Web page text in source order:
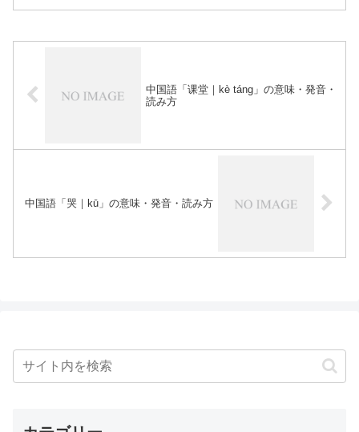
中国語「课堂｜kè táng」の意味・発音・
読み方
中国語「哭｜kū」の意味・発音・読み方